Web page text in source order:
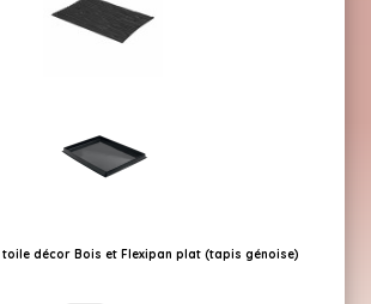
toile décor Bois et Flexipan plat (tapis génoise)